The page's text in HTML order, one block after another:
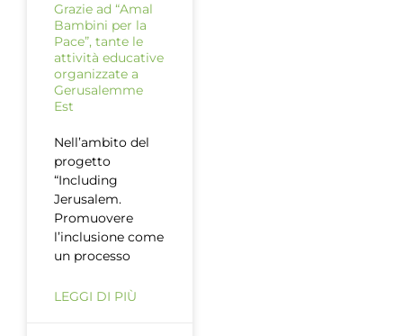
Grazie ad “Amal
Bambini per la
Pace”, tante le
attività educative
organizzate a
Gerusalemme
Est
Nell’ambito del
progetto
“Including
Jerusalem.
Promuovere
l’inclusione come
un processo
LEGGI DI PIÙ